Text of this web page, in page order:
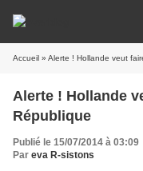
Accueil » Alerte ! Hollande veut
Alerte ! Hollande
République
Publié le 15/07/2014 à 03:09
Par eva R-sistons